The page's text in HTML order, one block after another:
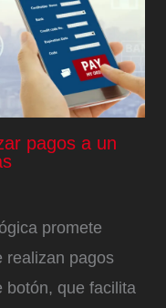
pagos a un
promete
realizan pagos
botón, que facilita